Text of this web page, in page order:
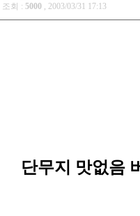
조회 : 5000 , 2003/03/31 17:13
단무지 맛없음